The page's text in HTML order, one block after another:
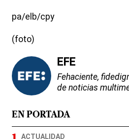
pa/elb/cpy
(foto)
EFE
Fehaciente,
de noticias
EN PORTADA
ACTUALIDAD